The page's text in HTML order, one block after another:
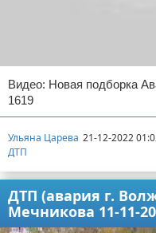
Видео: Новая подборка
1619
Ульяна Царева 21-12-2022
ДТП
ДТП (авария г.
Мечникова 11-11-